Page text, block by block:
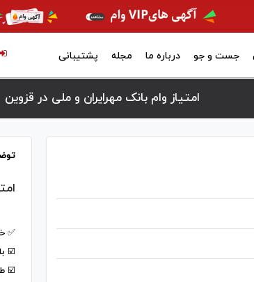
جست و جو درباره ما مجله پشتیبانی
امتیاز وام بانک مهرایران و ملی در قزوين
✅️
☑️
☑️